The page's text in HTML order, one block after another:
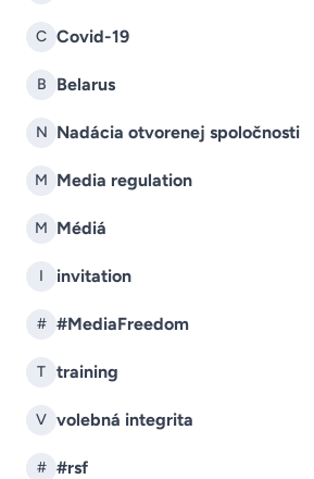
C Covid-19
B Belarus
N Nadácia otvorenej spoločnosti
M Media regulation
M Médiá
I invitation
# #MediaFreedom
T training
V volebná integrita
# #rsf